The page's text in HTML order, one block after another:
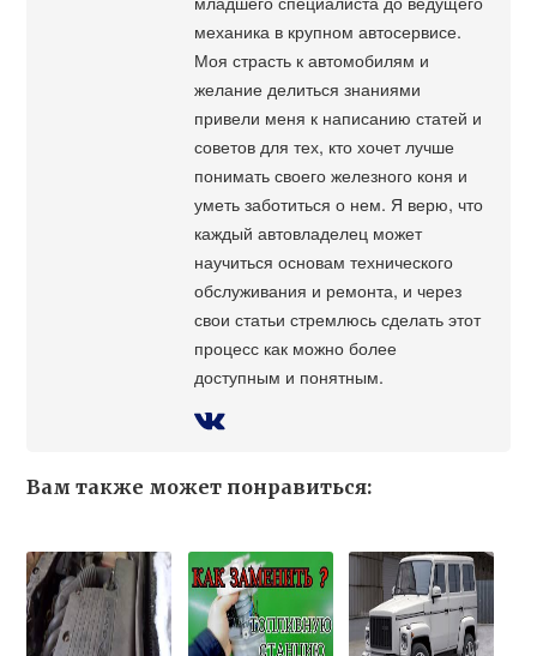
механика в крупном автосервисе.
Моя страсть к автомобилям и
желание делиться знаниями
привели меня к написанию статей и
советов для тех, кто хочет лучше
понимать своего железного коня и
уметь заботиться о нем. Я верю, что
каждый автовладелец может
научиться основам технического
обслуживания и ремонта, и через
свои статьи стремлюсь сделать этот
процесс как можно более
доступным и понятным.
Вам также может понравиться: